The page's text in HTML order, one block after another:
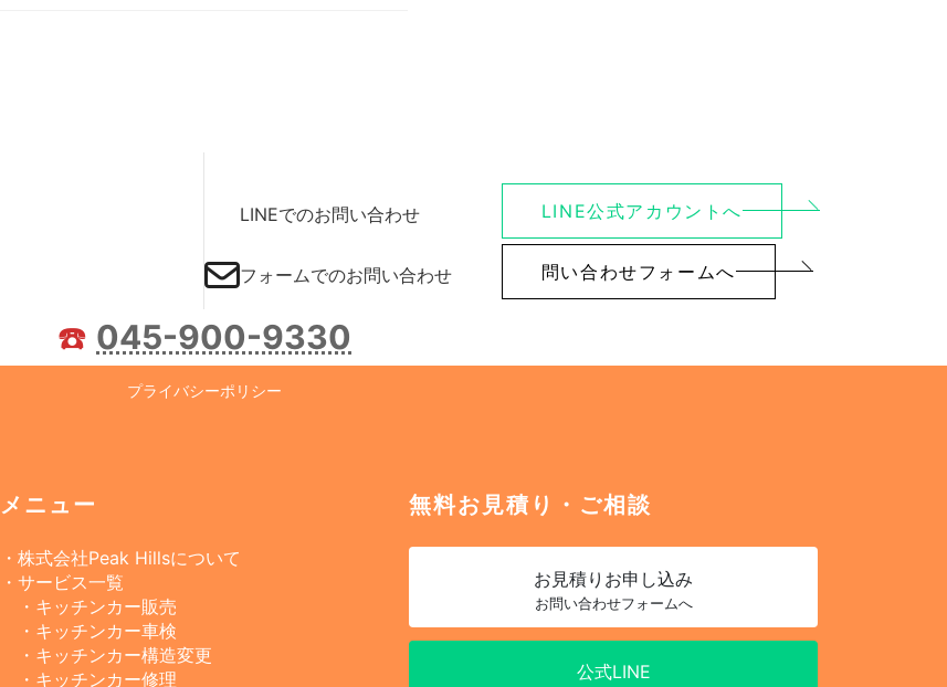
LINEでのお問い合わせ LINE公式アカウントへ
フォームでのお問い合わせ 問い合わせフォームへ
☎️ 045-900-9330
プライバシーポリシー
メニュー
・株式会社Peak Hillsについて
・サービス一覧
・キッチンカー販売
・キッチンカー車検
・キッチンカー構造変更
・キッチンカー修理
無料お見積り・ご相談
お見積り お申し込み
お問い合わせフォームへ
公式LINE